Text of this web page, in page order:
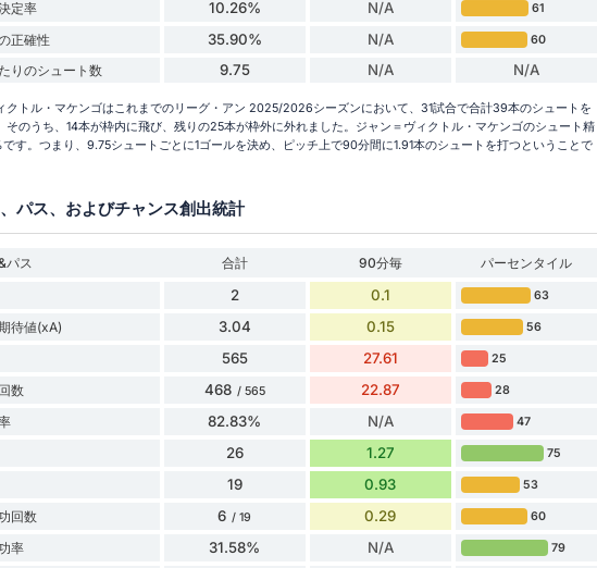
定率 10.26% N/A 61
正確性 35.90% N/A 60
りのシュート数 9.75 N/A N/A
クトル・マケンゴはこれまでのリーグ・アン 2025/2026シーズンにおいて、31試合で合計39本のシュートを
そのうち、14本が枠内に飛び、残りの25本が枠外に外れました。ジャン＝ヴィクトル・マケンゴのシュート精
す。つまり、9.75シュートごとに1ゴールを決め、ピッチ上で90分間に1.91本のシュートを打つということで
パス、およびチャンス創出統計
パス 合計 90分毎
パーセンタイル
2 0.1 63
待値(xA) 3.04 0.15 56
565 27.61 25
数 468 / 565 22.87 28
82.83% N/A 47
26 1.27 75
19 0.93 53
回数 6 / 19 0.29 60
率 31.58% N/A 79